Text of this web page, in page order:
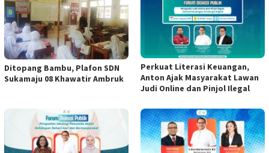
Ditopang Bambu, Plafon SDN
Sukamaju 08 Khawatir Ambruk
Perkuat Literasi Keuangan,
Anton Ajak Masyarakat Lawan
Judi Online dan Pinjol Ilegal